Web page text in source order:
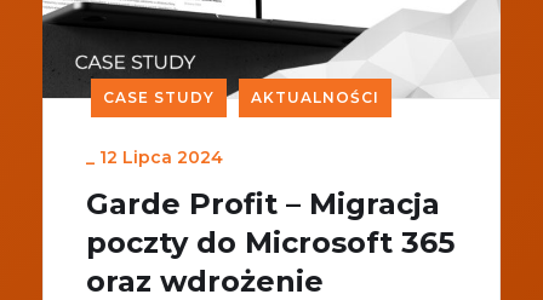
CASE STUDY AKTUALNOŚCI
_ 12 Lipca 2024
Garde Profit – Migracja
poczty do Microsoft 365
oraz wdrożenie